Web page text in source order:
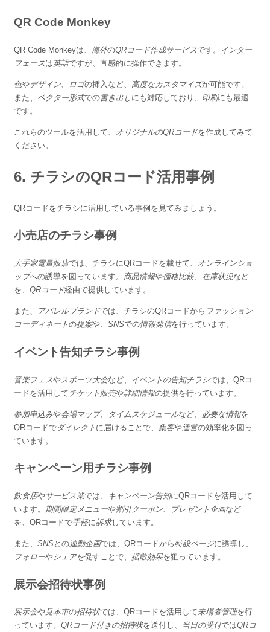
QR Code Monkey
QR Code Monkeyは、 海外のQRコード作成サービスです。
インター
フェースは英語ですが、直感的に操作できます。
色やデザイン ロゴの挿入など、 高度なカスタマイズが可能です。
また、 ベクター形式での書き出し にも対応しており、 印刷にも最適
です。
これらのツールを活用して、 オリジナルのQRコードを作成してみて
ください。
6. チラシのQRコード活用事例
QRコードをチラシに活用している事例を見てみましょう。
小売店のチラシ事例
大手家電量販店では、チラシにQRコードを載せて、 オンラインショ
ップへの誘導を図っています。 商品情報や価格比較、 在庫状況など
を、 QRコード経由で提供しています。
また、 アパレルブランドでは、チラシのQRコードから ファッション
コーディネートの提案や、 SNSでの情報発信を行っています。
イベント告知チラシ事例
音楽フェスや スポーツ大会など、 イベントの告知チラシでは、QRコ
ードを活用して チケット販売や詳細情報の提供を行っています。
参加申込みや会場マップ、 タイムスケジュールなど、 必要な情報を
QRコードで ダイレクト に届けることで、 集客や運営の効率化を図っ
ています。
キャンペーン用チラシ事例
飲食店やサービス業では、 キャンペーン告知にQRコードを活用して
います。 期間限定メニューや割引クーポン プレゼント企画など
を、QRコードで手軽に訴求しています。
また、 SNSとの連動企画では、QRコードから 特設ページに誘導し、
フォローや シェアを促すことで、 拡散効果を狙っています。
展示会招待状事例
展示会や 見本市の招待状では、QRコードを活用して来場者管理を行
っています。 QRコード付きの招待状を送付し、 当日の受付ではQRコ